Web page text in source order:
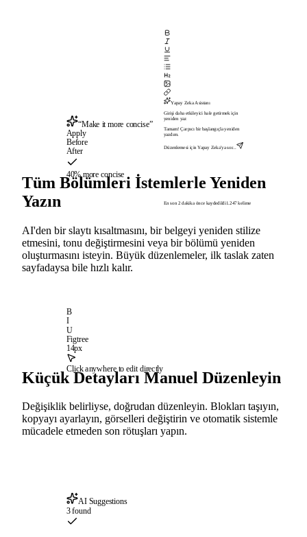
Yapay Zeka Asistanı
Girişi daha etkileyici hale getirmek için
yeniden yaz
Tamam! Çarpıcı bir başlangıçla yeniden
yazdım.
Düzenlemesi için Yapay Zeka'ya sor...
En son 2 dakika önce kaydedildi1.247 kelime
“Make it more concise”
Apply
Before
After
40% more concise
Tüm Bölümleri İstemlerle Yeniden
Yazın
AI'den bir slaytı kısaltmasını, bir belgeyi yeniden stilize
etmesini, tonu değiştirmesini veya bir bölümü yeniden
oluşturmasını isteyin. Büyük düzenlemeler, ilk taslak zaten
sayfadaysa bile hızlı kalır.
B
I
U
Figtree
14px
Click anywhere to edit directly
Küçük Detayları Manuel Düzenleyin
Değişiklik belirliyse, doğrudan düzenleyin. Blokları taşıyın,
kopyayı ayarlayın, görselleri değiştirin ve otomatik sistemle
mücadele etmeden son rötuşları yapın.
AI Suggestions
3 found